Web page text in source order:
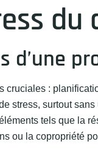
du
d’une
:
stress, surtout
tels que la
ou la copropriété